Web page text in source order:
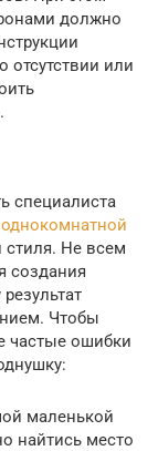
должно
отсутствии или
специалиста
Не всем
создания
Чтобы
частые ошибки
маленькой
найтись место